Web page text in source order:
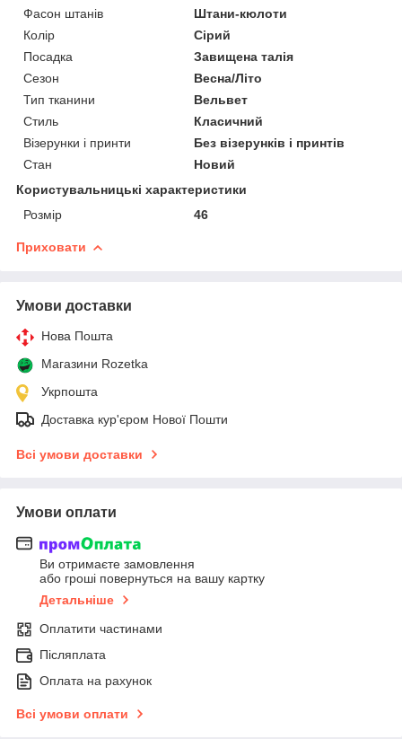
Фасон штанів
Штани-кюлоти
Колір
Сірий
Посадка
Завищена талія
Сезон
Весна/Літо
Тип тканини
Вельвет
Стиль
Класичний
Візерунки і принти
Без візерунків і принтів
Стан
Новий
Користувальницькі характеристики
Розмір
46
Приховати
Умови доставки
Нова Пошта
Магазини Rozetka
Укрпошта
Доставка кур'єром Нової Пошти
Всі умови доставки
Умови оплати
Ви отримаєте замовлення
або гроші повернуться на вашу картку
Детальніше
Оплатити частинами
Післяплата
Оплата на рахунок
Всі умови оплати